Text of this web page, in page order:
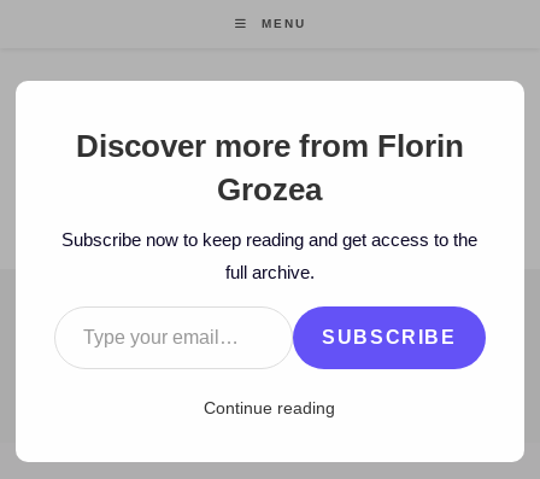
MENU
Florin Grozea
ENTREPRENEUR. FOUNDER/CEO MOCAPP.
BLOG
2008 > July > 24 > Zi de zi Pantofii “dubli” de la Nat-2
Discover more from Florin
Grozea
Subscribe now to keep reading and get access to the
full archive.
Type your email…
SUBSCRIBE
Continue reading